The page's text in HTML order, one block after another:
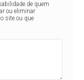
de quem
ou eliminar
site ou que